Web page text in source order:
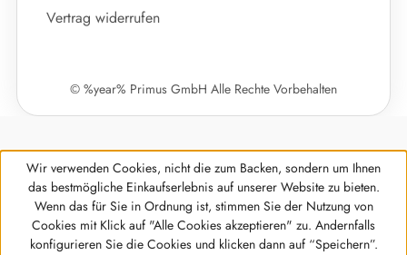
Vertrag widerrufen
© %year% Primus GmbH Alle Rechte Vorbehalten
Werkzeugleiste anzeigen
Wir verwenden Cookies, nicht die zum Backen, sondern um Ihnen
das bestmögliche Einkaufserlebnis auf unserer Website zu bieten.
Wenn das für Sie in Ordnung ist, stimmen Sie der Nutzung von
Cookies mit Klick auf "Alle Cookies akzeptieren" zu. Andernfalls
konfigurieren Sie die Cookies und klicken dann auf “Speichern”.